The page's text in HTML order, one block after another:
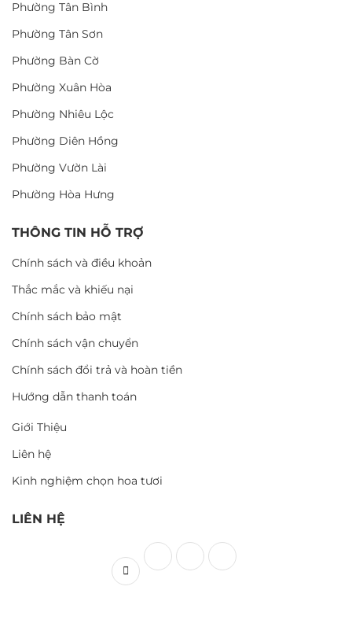
Phường Tân Bình
Phường Tân Sơn
Phường Bàn Cờ
Phường Xuân Hòa
Phường Nhiêu Lộc
Phường Diên Hồng
Phường Vườn Lài
Phường Hòa Hưng
THÔNG TIN HỖ TRỢ
Chính sách và điều khoản
Thắc mắc và khiếu nại
Chính sách bảo mật
Chính sách vận chuyển
Chính sách đổi trả và hoàn tiền
Hướng dẫn thanh toán
Giới Thiệu
Liên hệ
Kinh nghiệm chọn hoa tươi
LIÊN HỆ